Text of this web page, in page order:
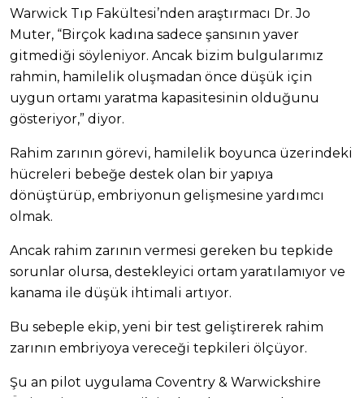
Warwick Tıp Fakültesi’nden araştırmacı Dr. Jo
Muter, “Birçok kadına sadece şansının yaver
gitmediği söyleniyor. Ancak bizim bulgularımız
rahmin, hamilelik oluşmadan önce düşük için
uygun ortamı yaratma kapasitesinin olduğunu
gösteriyor,” diyor.
Rahim zarının görevi, hamilelik boyunca üzerindeki
hücreleri bebeğe destek olan bir yapıya
dönüştürüp, embriyonun gelişmesine yardımcı
olmak.
Ancak rahim zarının vermesi gereken bu tepkide
sorunlar olursa, destekleyici ortam yaratılamıyor ve
kanama ile düşük ihtimali artıyor.
Bu sebeple ekip, yeni bir test geliştirerek rahim
zarının embriyoya vereceği tepkileri ölçüyor.
Şu an pilot uygulama Coventry & Warwickshire